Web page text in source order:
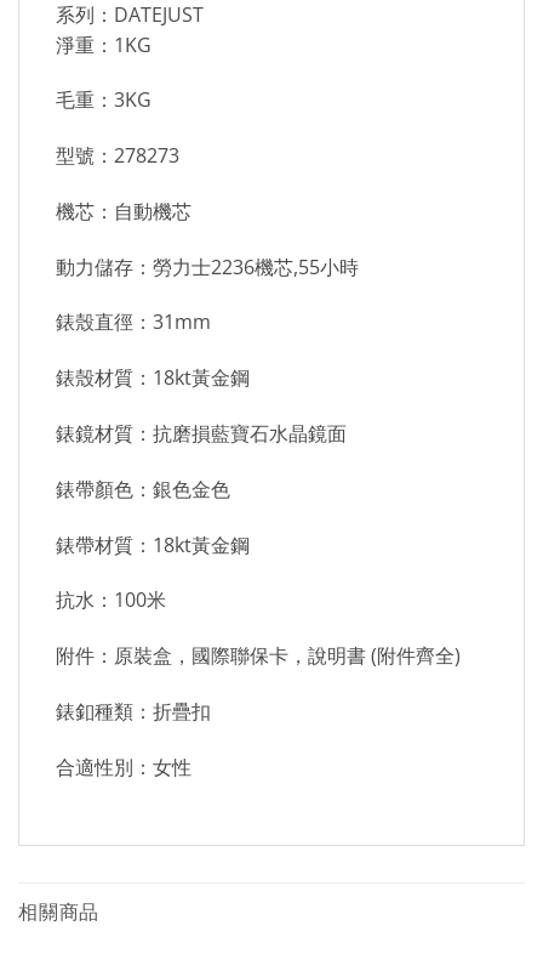
系列：DATEJUST
淨重：1KG
毛重：3KG
型號：278273
機芯：自動機芯
動力儲存：勞力士2236機芯,55小時
錶殼直徑：31mm
錶殼材質：18kt黃金鋼
錶鏡材質：抗磨損藍寶石水晶鏡面
錶帶顏色：銀色金色
錶帶材質：18kt黃金鋼
抗水：100米
附件：原裝盒，國際聯保卡，說明書 (附件齊全)
錶釦種類：折疊扣
合適性別：女性
相關商品